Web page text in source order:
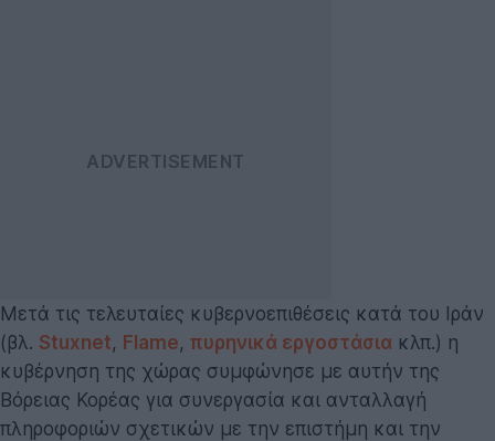
Μετά τις τελευταίες κυβερνοεπιθέσεις κατά του Ιράν
(βλ. Stuxnet, Flame, πυρηνικά εργοστάσια κλπ.) η
κυβέρνηση της χώρας συμφώνησε με αυτήν της
Βόρειας Κορέας για συνεργασία και ανταλλαγή
πληροφοριών σχετικών με την επιστήμη και την